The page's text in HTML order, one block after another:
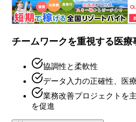
チームワークを重視する医療
協調性と柔軟性
データ入力の正確性、医
業務改善プロジェクトを
を促進